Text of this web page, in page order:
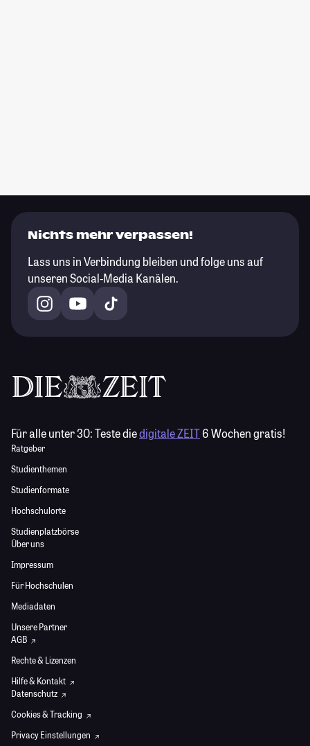
Nichts mehr verpassen!
Lass uns in Verbindung bleiben und folge uns auf
unseren Social-Media Kanälen.
Für alle unter 30:Teste diedigitale ZEIT6 Wochen gratis!
Ratgeber
Studienthemen
Studienformate
Hochschulorte
Studienplatzbörse
Über uns
Impressum
Für Hochschulen
Mediadaten
Unsere Partner
AGB
Rechte & Lizenzen
Hilfe & Kontakt
Datenschutz
Cookies & Tracking
Privacy Einstellungen